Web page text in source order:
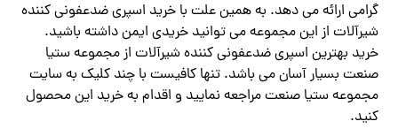
گرامی ارائه می دهد. به همین علت با خرید اسپری ضدعفونی کننده
شیرآلات از این مجموعه می ‌توانید خریدی ایمن داشته باشید.
خرید بهترین اسپری ضدعفونی کننده شیرآلات از مجموعه ستیا
صنعت بسیار آسان می باشد. تنها کافیست با چند کلیک به سایت
مجموعه ستیا صنعت مراجعه نمایید و اقدام به خرید این محصول
کنید.